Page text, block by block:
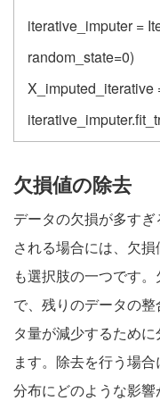
iterative_imputer =
random_state=0)
X_imputed_iterative
欠損値の除去
データの欠損が多す
される場合には、欠
も選択肢の一つです
で、残りのデータの
タ量が減少するため
ます。除去を行う場
分布にどのような影